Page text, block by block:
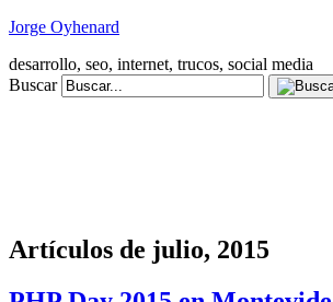
Jorge Oyhenard
desarrollo, seo, internet, trucos, social media
Buscar
Artículos de julio, 2015